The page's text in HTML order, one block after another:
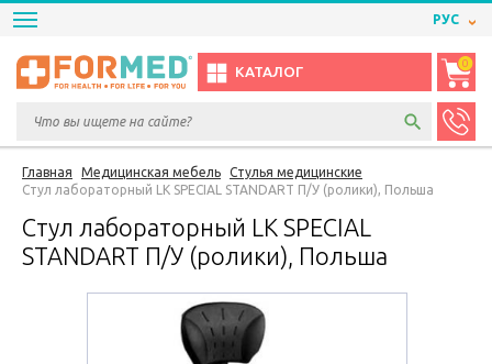
РУС
КАТАЛОГ
0
Главная Медицинская мебель
Стулья медицинские
Стул лабораторный LK SPECIAL STANDART П/У (ролики), Польша
Стул лабораторный LK SPECIAL
STANDART П/У (ролики), Польша